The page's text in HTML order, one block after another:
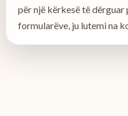
për një kërkesë të dërguar
formularëve, ju lutemi na